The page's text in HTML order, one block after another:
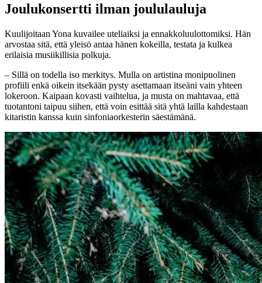
Joulukonsertti ilman joululauluja
Kuulijoitaan Yona kuvailee uteliaiksi ja ennakkoluulottomiksi. Hän
arvostaa sitä, että yleisö antaa hänen kokeilla, testata ja kulkea
erilaisia musiikillisia polkuja.
– Sillä on todella iso merkitys. Mulla on artistina monipuolinen
profiili enkä oikein itsekään pysty asettamaan itseäni vain yhteen
lokeroon. Kaipaan kovasti vaihtelua, ja musta on mahtavaa, että
tuotantoni taipuu siihen, että voin esittää sitä yhtä lailla kahdestaan
kitaristin kanssa kuin sinfoniaorkesterin säestämänä.